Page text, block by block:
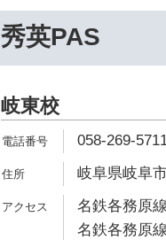
秀英PAS
岐東校
058-269-
岐阜県岐阜
名鉄各務原
名鉄各務原